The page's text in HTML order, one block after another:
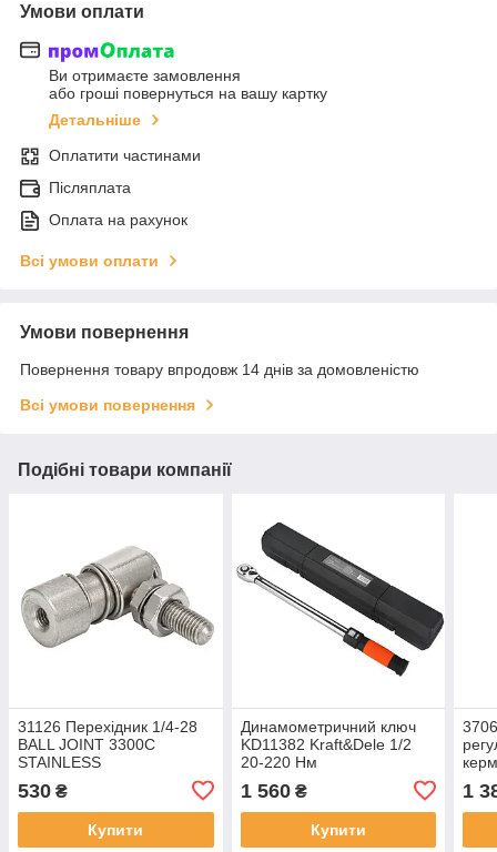
Умови оплати
Ви отримаєте замовлення
або гроші повернуться на вашу картку
Детальніше
Оплатити частинами
Післяплата
Оплата на рахунок
Всі умови оплати
Умови повернення
Повернення товару впродовж 14 днів за домовленістю
Всі умови повернення
Подібні товари компанії
31126 Перехідник 1/4-28
BALL JOINT 3300C
STAINLESS
530 ₴
Купити
Динамометричний ключ
KD11382 Kraft&Dele 1/2
20-220 Нм
1 560₴
Купити
1